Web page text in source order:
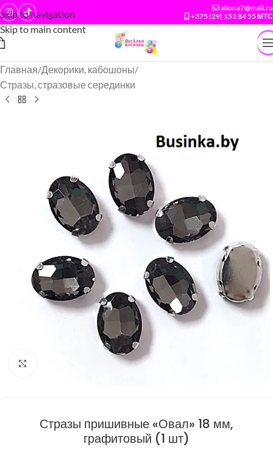
Skip to navigation
Skip to main content
aliona7@mail.ru
+375 (29) 153 84 55 МТС
Главная/Декорики, кабошоны/
Стразы, стразовые серединки
Нажмите, чтобы увеличить
Стразы пришивные «Овал» 18 мм,
графитовый (1 шт)